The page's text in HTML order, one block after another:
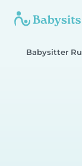
Babysitter